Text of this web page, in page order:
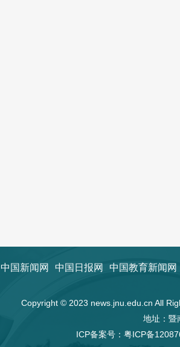
中国新闻网 中国日报网 中国教育新闻网
Copyright © 2023 news.jnu.edu.cn All
地址：暨
ICP备案号： 粤ICP备